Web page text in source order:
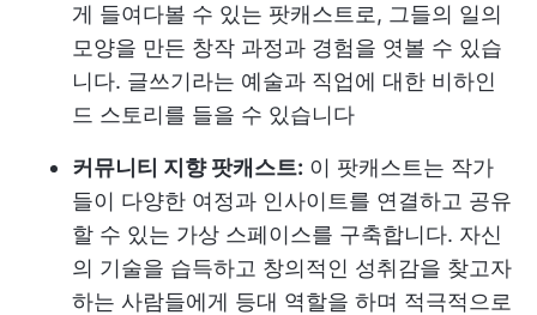
게 들여다볼 수 있는 팟캐스트로, 그들의 일의
모양을 만든 창작 과정과 경험을 엿볼 수 있습
니다. 글쓰기라는 예술과 직업에 대한 비하인
드 스토리를 들을 수 있습니다
커뮤니티 지향 팟캐스트: 이 팟캐스트는 작가
들이 다양한 여정과 인사이트를 연결하고 공유
할 수 있는 가상 스페이스를 구축합니다. 자신
의 기술을 습득하고 창의적인 성취감을 찾고자
하는 사람들에게 등대 역할을 하며 적극적으로